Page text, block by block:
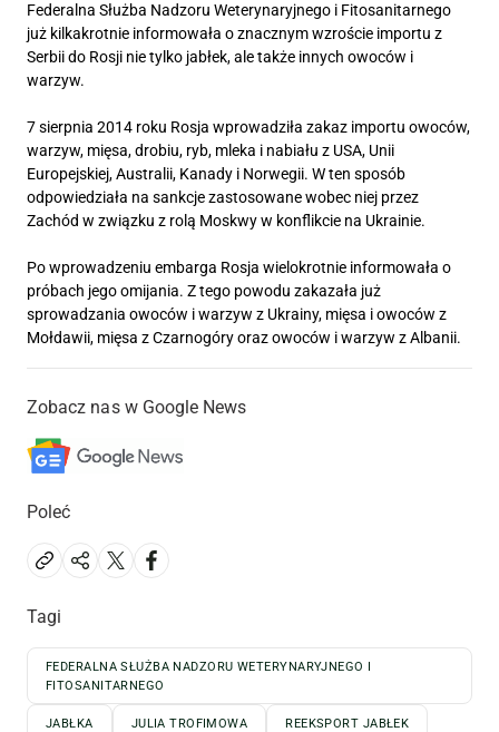
Federalna Służba Nadzoru Weterynaryjnego i Fitosanitarnego
już kilkakrotnie informowała o znacznym wzroście importu z
Serbii do Rosji nie tylko jabłek, ale także innych owoców i
warzyw.
7 sierpnia 2014 roku Rosja wprowadziła zakaz importu owoców,
warzyw, mięsa, drobiu, ryb, mleka i nabiału z USA, Unii
Europejskiej, Australii, Kanady i Norwegii. W ten sposób
odpowiedziała na sankcje zastosowane wobec niej przez
Zachód w związku z rolą Moskwy w konflikcie na Ukrainie.
Po wprowadzeniu embarga Rosja wielokrotnie informowała o
próbach jego omijania. Z tego powodu zakazała już
sprowadzania owoców i warzyw z Ukrainy, mięsa i owoców z
Mołdawii, mięsa z Czarnogóry oraz owoców i warzyw z Albanii.
Zobacz nas w Google News
Poleć
Tagi
FEDERALNA SŁUŻBA NADZORU WETERYNARYJNEGO I
FITOSANITARNEGO
JABŁKA JULIA TROFIMOWA REEKSPORT JABŁEK